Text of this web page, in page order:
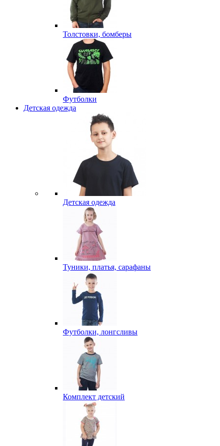
Толстовки, бомберы
Футболки
Детская одежда
Детская одежда
Туники, платья, сарафаны
Футболки, лонгсливы
Комплект детский